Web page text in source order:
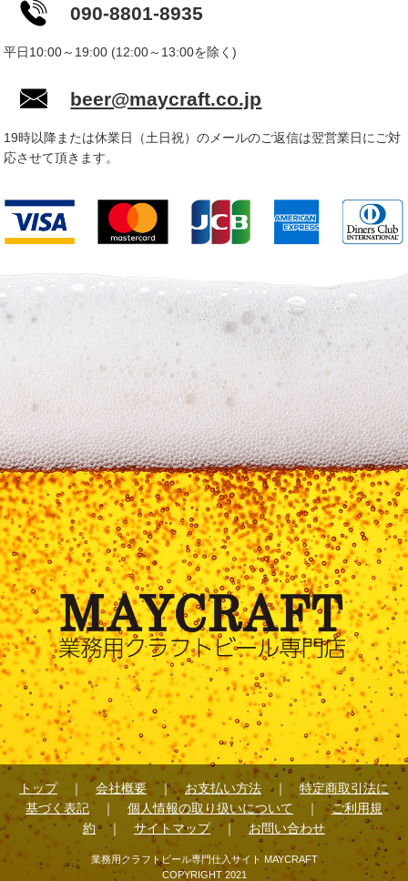
090-8801-8935
平日10:00～19:00 (12:00～13:00を除く)
beer@maycraft.co.jp
19時以降または休業日（土日祝）のメールのご返信は翌営業日にご対
応させて頂きます。
トップ｜ 会社概要 ｜お支払い方法 ｜ 特定商取引法に
基づく表記 ｜ 個人情報の取り扱いについて ｜ご利用規
約｜ サイトマップ｜お問い合わせ
業務用クラフトビール専門仕入サイト MAYCRAFT
COPYRIGHT 2021